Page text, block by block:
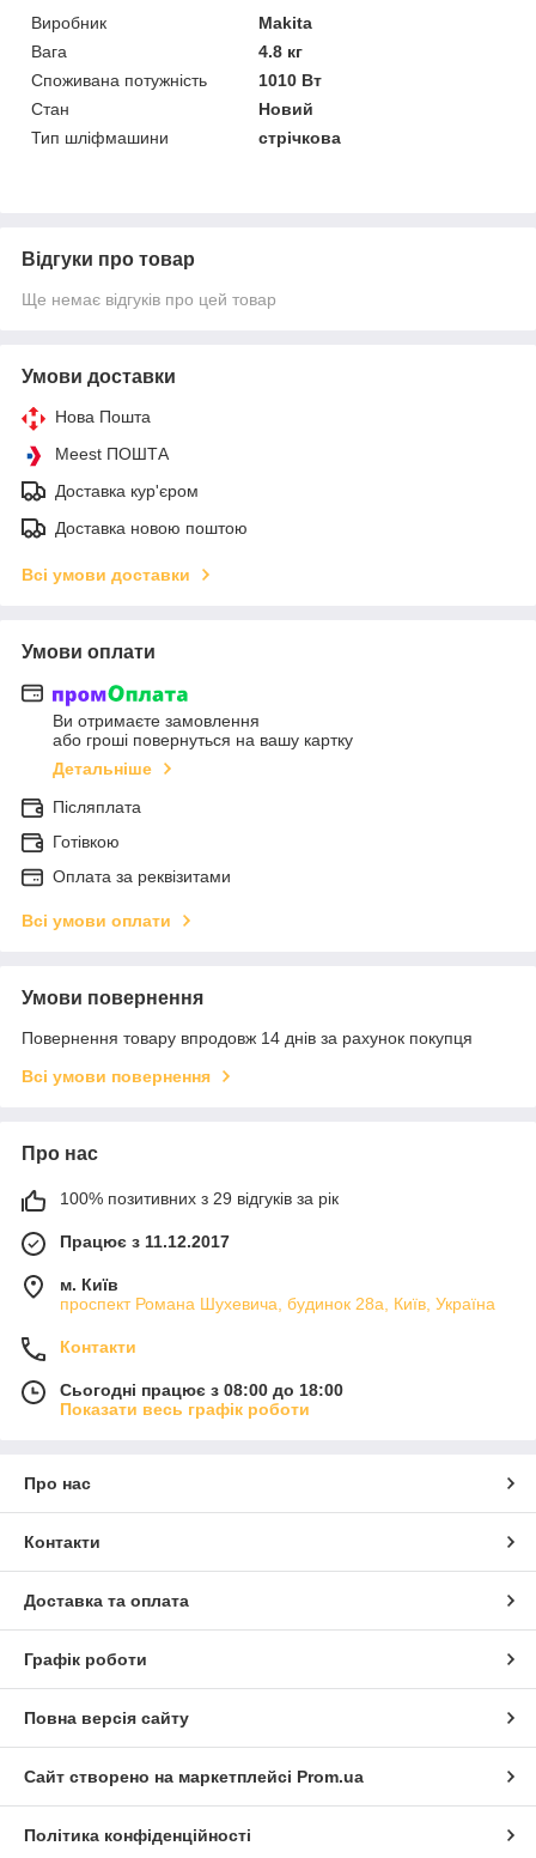
Виробник
Makita
Вага
4.8 кг
Споживана потужність
1010 Вт
Стан
Новий
Тип шліфмашини
стрічкова
Відгуки про товар
Ще немає відгуків про цей товар
Умови доставки
Нова Пошта
Meest ПОШТА
Доставка кур'єром
Доставка новою поштою
Всі умови доставки
Умови оплати
Ви отримаєте замовлення
або гроші повернуться на вашу картку
Детальніше
Післяплата
Готівкою
Оплата за реквізитами
Всі умови оплати
Умови повернення
Повернення товару впродовж 14 днів за рахунок покупця
Всі умови повернення
Про нас
100% позитивних з 29 відгуків за рік
Працює з 11.12.2017
м. Київ
проспект Романа Шухевича, будинок 28а, Київ, Україна
Контакти
Сьогодні працює з 08:00 до 18:00
Показати весь графік роботи
Про нас
Контакти
Доставка та оплата
Графік роботи
Повна версія сайту
Сайт створено на маркетплейсі Prom.ua
Політика конфіденційності